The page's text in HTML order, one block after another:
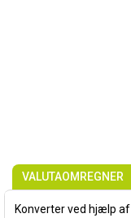
VALUTAOMREGNER
Konverter ved hjælp af